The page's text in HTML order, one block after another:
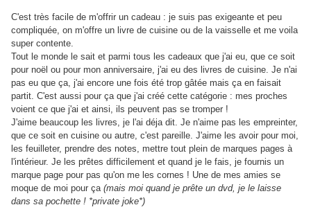
C'est très facile de m'offrir un cadeau : je suis pas exigeante et peu
compliquée, on m'offre un livre de cuisine ou de la vaisselle et me voila
super contente.
Tout le monde le sait et parmi tous les cadeaux que j'ai eu, que ce soit
pour noël ou pour mon anniversaire, j'ai eu des livres de cuisine. Je n'ai
pas eu que ça, j'ai encore une fois été trop gâtée mais ça en faisait
partit. C'est aussi pour ça que j'ai créé cette catégorie : mes proches
voient ce que j'ai et ainsi, ils peuvent pas se tromper !
J'aime beaucoup les livres, je l'ai déja dit. Je n'aime pas les empreinter,
que ce soit en cuisine ou autre, c'est pareille. J'aime les avoir pour moi,
les feuilleter, prendre des notes, mettre tout plein de marques pages à
l'intérieur. Je les prêtes difficilement et quand je le fais, je fournis un
marque page pour pas qu'on me les cornes ! Une de mes amies se
moque de moi pour ça (mais moi quand je prête un dvd, je le laisse
dans sa pochette ! *private joke*)